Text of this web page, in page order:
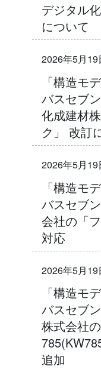
デジタル
について
2026年5月19
「構造モ
バスセブ
化成建材
ク」 改訂
2026年5月19
「構造モ
バスセブ
会社の「
対応
2026年5月19
「構造モ
バスセブ
株式会社
追加